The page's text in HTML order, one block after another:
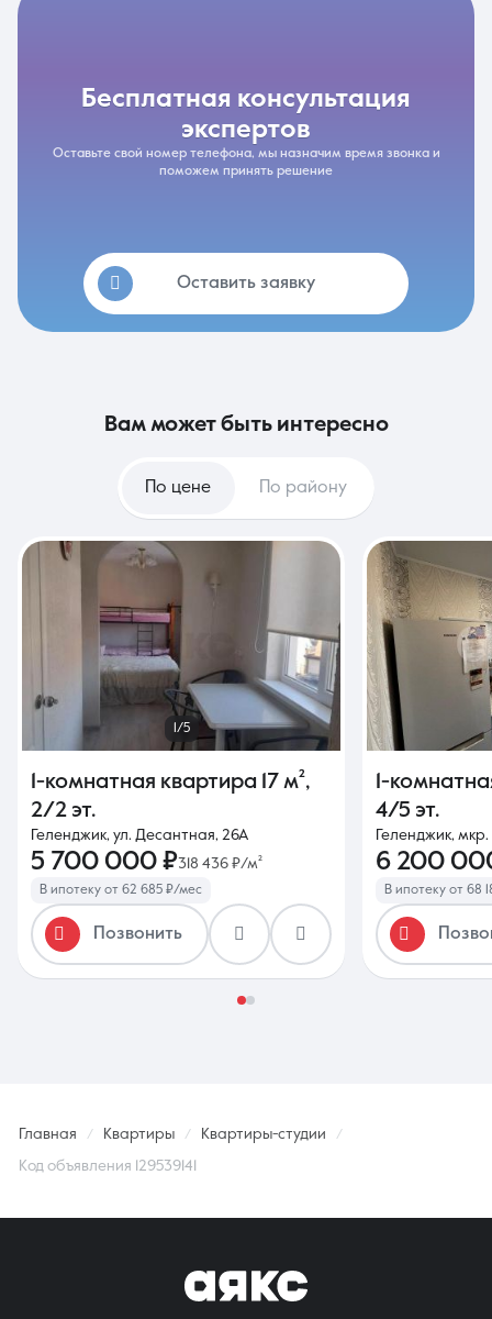
бесплатная консультация
экспертов
Оставьте свой номер телефона, мы назначим время звонка и
поможем принять решение
Оставить заявку
вам может быть интересно
По цене По району
1/5
1-комнатная квартира 17 м²,
2/2 эт.
Геленджик, ул. Десантная, 26А
5 700 000 ₽318 436 ₽/м²
В ипотеку от 62 685 ₽/мес
Позвонить
1-
4/5 эт.
Геленджик,
6 200
В ипотеку от 68
Главная Квартиры Квартиры-студии
Код объявления 129539141